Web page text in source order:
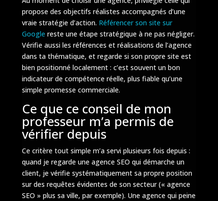
propose des objectifs réalistes accompagnés d’une
vraie stratégie d’action. Référencer son site sur
Google reste une étape stratégique à ne pas négliger.
Vérifie aussi les références et réalisations de l’agence
dans ta thématique, et regarde si son propre site est
bien positionné localement : c’est souvent un bon
indicateur de compétence réelle, plus fiable qu’une
simple promesse commerciale.
Ce que ce conseil de mon
professeur m’a permis de
vérifier depuis
Ce critère tout simple m’a servi plusieurs fois depuis :
quand je regarde une agence SEO qui démarche un
client, je vérifie systématiquement sa propre position
sur des requêtes évidentes de son secteur (« agence
SEO » plus sa ville, par exemple). Une agence qui peine